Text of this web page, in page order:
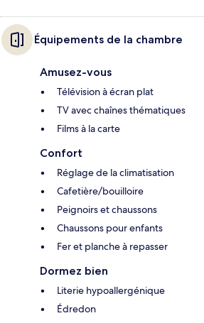
Équipements de la chambre
Amusez-vous
Télévision à écran plat
TV avec chaînes thématiques
Films à la carte
Confort
Réglage de la climatisation
Cafetière/bouilloire
Peignoirs et chaussons
Chaussons pour enfants
Fer et planche à repasser
Dormez bien
Literie hypoallergénique
Édredon